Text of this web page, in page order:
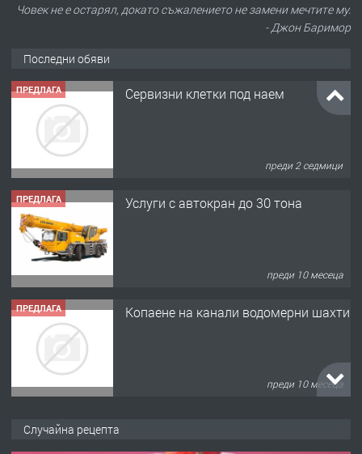
Човек не е остарял, докато съжалението не замени мечтите му.
- Джон Баримор
Последни обяви
ПРЕДЛАГА Сервизни клетки под наем
преди 2 седмици
ПРЕДЛАГА Услуги с автокран до 30 тона
преди 10 месеца
ПРЕДЛАГА Копаене на канали водомерни шахти
преди 10 месеца
Случайна рецепта